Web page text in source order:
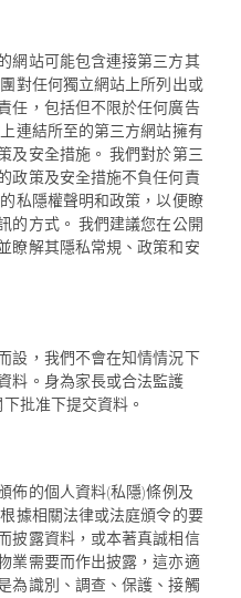
網站可能包含連接第三方其
對任何獨立網站上所列出或
任，包括但不限於任何廣告
連結所至的第三方網站擁有
及安全措施。 我們對於第三
政策及安全措施不負任何責
私隱權聲明和政策，以便瞭
的方式。 我們建議您在公開
瞭解其隱私常規、政策和安
設，我們不會在知情情況下
料。身為家長或合法監護
批准下提交資料。
佈的個人資料(私隱)條例及
據相關法律或法庭頒令的要
披露資料，或本著真誠相信
業需要而作出披露，這亦適
為識別、調查、保護、接觸